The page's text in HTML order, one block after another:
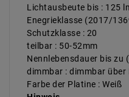
Lichtausbeute bis : 125
Enegrieklasse (2017/
Schutzklasse : 20
teilbar : 50-52mm
Nennlebensdauer bis zu
dimmbar : dimmbar über
Farbe der Platine : Weiß